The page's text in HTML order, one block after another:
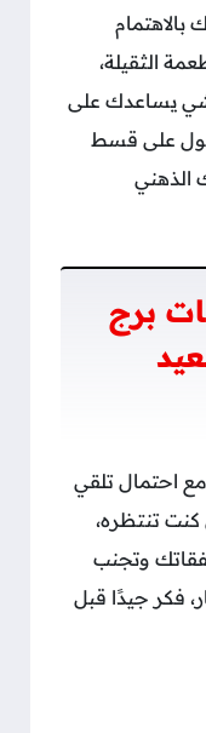
الثقيلة،
يساعدك على
على قسط
الذهني
برج
مع احتمال تلقي
كنت تنتظره،
وتجنب
فكر جيدًا قبل